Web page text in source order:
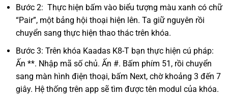
Bước 2: Thực hiện bấm vào biểu tượng màu xanh có chữ
“Pair”, một bảng hội thoại hiện lên. Ta giữ nguyên rồi
chuyển sang thực hiện thao thác trên khóa.
Bước 3: Trên khóa Kaadas K8-T bạn thực hiện cú pháp:
Ấn **. Nhập mã số chủ. Ấn #. Bấm phím 51, rồi chuyển
sang màn hình điện thoại, bấm Next, chờ khoảng 3 đến 7
giây. Hệ thống trên app sẽ tìm được tên modul của khóa.